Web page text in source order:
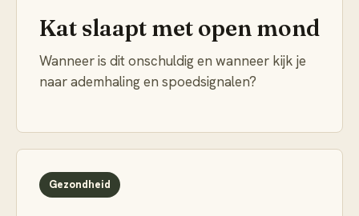
Kat slaapt met open mond
Wanneer is dit onschuldig en wanneer kijk je
naar ademhaling en spoedsignalen?
Gezondheid